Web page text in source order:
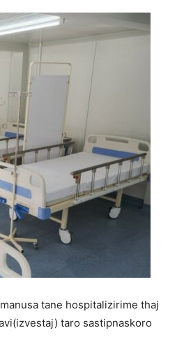
tane hospitalizirime thaj
taro sastipnaskoro